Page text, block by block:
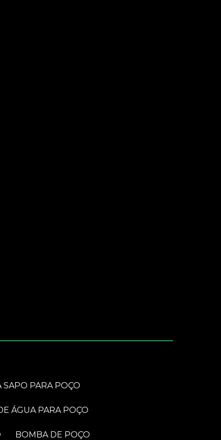
SAPO PARA POÇO
ÁGUA PARA POÇO
BOMBA DE POÇO